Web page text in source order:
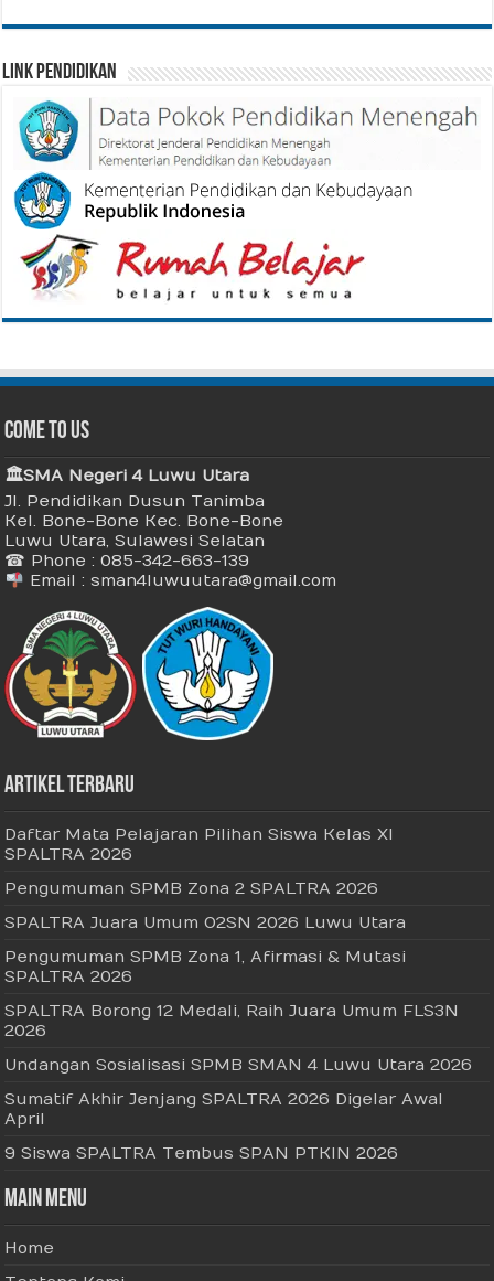
Link Pendidikan
Come To Us
🏛 SMA Negeri 4 Luwu Utara
Jl. Pendidikan Dusun Tanimba
Kel. Bone-Bone Kec. Bone-Bone
Luwu Utara, Sulawesi Selatan
☎ Phone : 085-342-663-139
Email : sman4luwuutara@gmail.com
Artikel Terbaru
Daftar Mata Pelajaran Pilihan Siswa Kelas XI
SPALTRA 2026
Pengumuman SPMB Zona 2 SPALTRA 2026
SPALTRA Juara Umum O2SN 2026 Luwu Utara
Pengumuman SPMB Zona 1, Afirmasi & Mutasi
SPALTRA 2026
SPALTRA Borong 12 Medali, Raih Juara Umum FLS3N
2026
Undangan Sosialisasi SPMB SMAN 4 Luwu Utara 2026
Sumatif Akhir Jenjang SPALTRA 2026 Digelar Awal
April
9 Siswa SPALTRA Tembus SPAN PTKIN 2026
Main Menu
Home